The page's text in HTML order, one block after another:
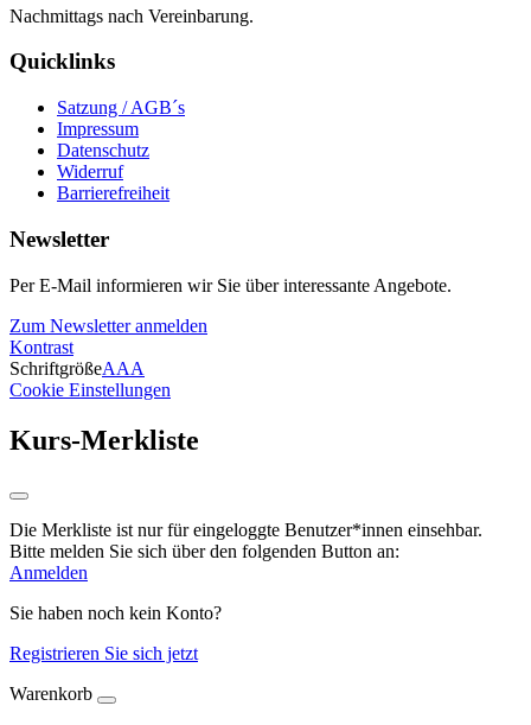
Nachmittags nach Vereinbarung.
Quicklinks
Satzung / AGB´s
Impressum
Datenschutz
Widerruf
Barrierefreiheit
Newsletter
Per E-Mail informieren wir Sie über interessante Angebote.
Zum Newsletter anmelden
Kontrast
SchriftgrößeAAA
Cookie Einstellungen
Kurs-Merkliste
Die Merkliste ist nur für eingeloggte Benutzer*innen einsehbar.
Bitte melden Sie sich über den folgenden Button an:
Anmelden
Sie haben noch kein Konto?
Registrieren Sie sich jetzt
Warenkorb